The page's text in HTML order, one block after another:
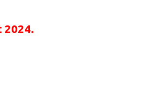
2024.